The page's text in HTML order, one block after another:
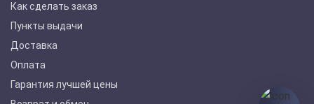
Как сделать заказ
Пункты выдачи
Доставка
Оплата
Гарантия лучшей цены